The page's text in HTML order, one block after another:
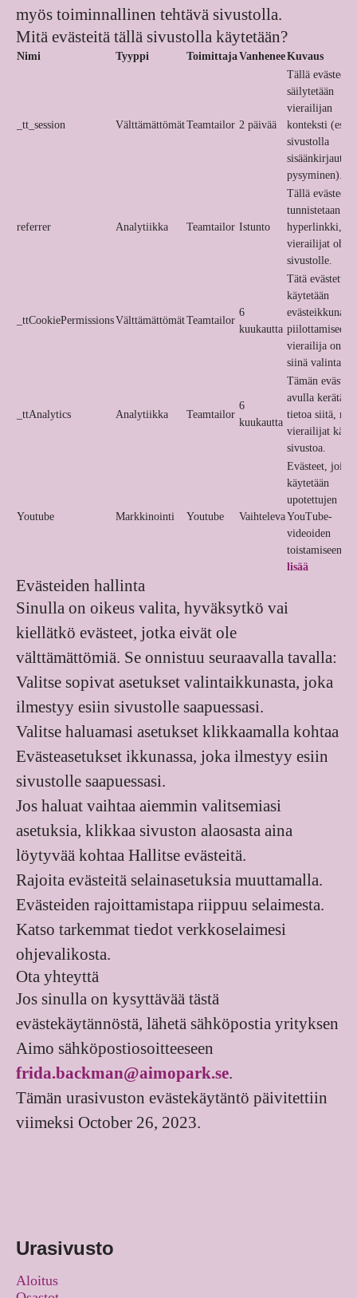
myös toiminnallinen tehtävä sivustolla.
Mitä evästeitä tällä sivustolla käytetään?
Nimi Tyyppi ToimittajaVanheneeKuvaus
_tt_session VälttämättömätTeamtailor 2 päivää
Tällä evästeellä
säilytetään
vierailijan
konteksti
sivustolla
pysyminen).
referrer Analytiikka Teamtailor Istunto
Tällä evästeellä
tunnistetaan
hyperlinkki,
vierailijat
sivustolle.
_ttCookiePermissionsVälttämättömätTeamtailor
6
kuukautta
Tätä evästettä
käytetään
evästeikkunan
piilottamiseen,
vierailija on
siinä
_ttAnalytics Analytiikka Teamtailor
6
kuukautta
Tämän
avulla kerätään
tietoa siitä,
vierailijat
sivustoa.
Youtube Markkinointi Youtube Vaihteleva
Evästeet, joita
käytetään
upotettujen
YouTube-
videoiden
toistamiseen.
lisää
Evästeiden hallinta
Sinulla on oikeus valita, hyväksytkö vai
kiellätkö evästeet, jotka eivät ole
välttämättömiä. Se onnistuu seuraavalla tavalla:
Valitse sopivat asetukset valintaikkunasta, joka
ilmestyy esiin sivustolle saapuessasi.
Valitse haluamasi asetukset klikkaamalla kohtaa
Evästeasetukset ikkunassa, joka ilmestyy esiin
sivustolle saapuessasi.
Jos haluat vaihtaa aiemmin valitsemiasi
asetuksia, klikkaa sivuston alaosasta aina
löytyvää kohtaa Hallitse evästeitä.
Rajoita evästeitä selainasetuksia muuttamalla.
Evästeiden rajoittamistapa riippuu selaimesta.
Katso tarkemmat tiedot verkkoselaimesi
ohjevalikosta.
Ota yhteyttä
Jos sinulla on kysyttävää tästä
evästekäytännöstä, lähetä sähköpostia yrityksen
Aimo sähköpostiosoitteeseen
frida.backman@aimopark.se.
Tämän urasivuston evästekäytäntö päivitettiin
viimeksi October 26, 2023.
Urasivusto
Aloitus